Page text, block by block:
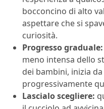
bocconcino di alto
aspettare che si
curiosità.
Progresso graduale:
meno intensa dello
dei bambini, inizia
progressivamente
Lascialo scegliere: